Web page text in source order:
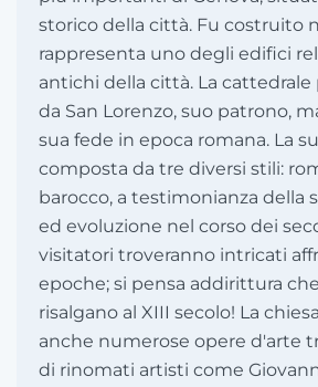
storico della città. Fu costruito
rappresenta uno degli edifici
antichi della città. La
da San Lorenzo, suo patrono,
sua fede in epoca romana. La
composta da tre diversi stili:
barocco, a testimonianza della
ed evoluzione nel corso dei
visitatori troveranno intricati
epoche; si pensa addirittura
risalgano al XIII secolo! La
anche numerose opere d'arte
di rinomati artisti come